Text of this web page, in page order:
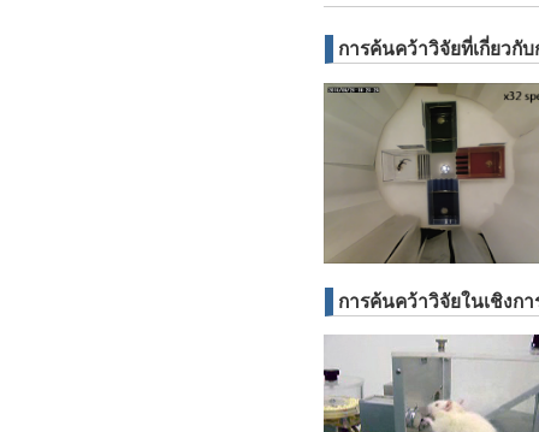
การค้นคว้าวิจัยที่เกี่ยวกั
การค้นคว้าวิจัยในเชิงก